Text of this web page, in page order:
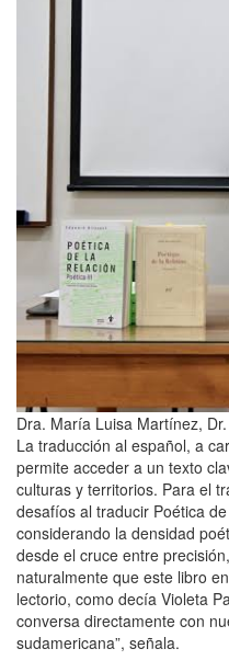
Dra. María Luisa Martínez,
La traducción al español, a
permite acceder a un texto
culturas y territorios. Para el
desafíos al traducir Poética
considerando la densidad
desde el cruce entre
naturalmente que este libro
lectorio, como decía Violeta
conversa directamente con
sudamericana”, señala.